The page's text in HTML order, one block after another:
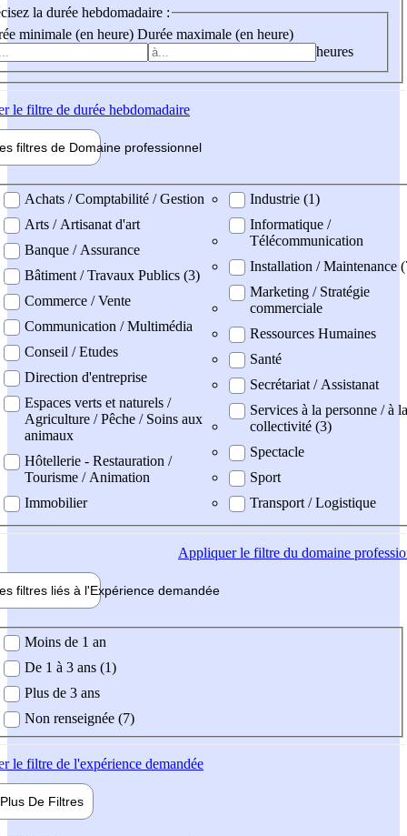
la durée hebdomadaire :
minimale (en heure) Durée maximale (en heure)
heures
le filtre de durée hebdomadaire
filtres de Domaine professionnel
professionel
Achats / Comptabilité / Gestion
Arts / Artisanat d'art
Banque / Assurance
Bâtiment / Travaux Publics (3)
Commerce / Vente
Communication / Multimédia
Conseil / Etudes
Direction d'entreprise
Espaces verts et naturels /
Agriculture / Pêche / Soins aux
animaux
Hôtellerie - Restauration /
Tourisme / Animation
Immobilier
Industrie (1)
Informatique /
Télécommunication
Installation / Maintenance
Marketing / Stratégie
commerciale
Ressources Humaines
Santé
Secrétariat / Assistanat
Services à la personne / à la
collectivité (3)
Spectacle
Sport
Transport / Logistique
Appliquerle filtre du domaine
filtres liés à l'Expérience demandée
demandée
Moins de 1 an
De 1 à 3 ans (1)
Plus de 3 ans
Non renseignée (7)
le filtre de l'expérience demandée
Plus De Filtres